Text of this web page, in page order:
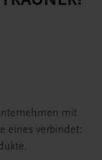
mit
eines verbindet: